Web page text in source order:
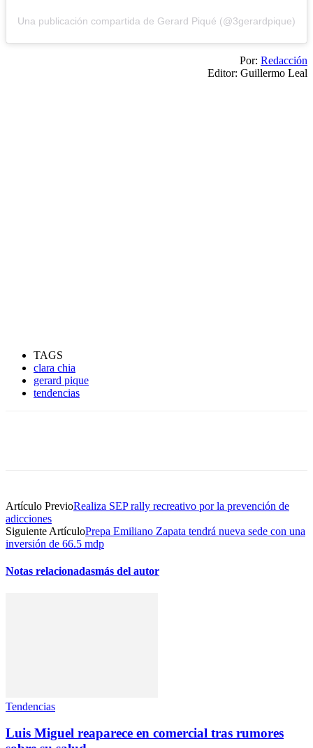
Una publicación compartida de Gerard Piqué (@3gerardpique)
Por: Redacción
Editor: Guillermo Leal
TAGS
clara chia
gerard pique
tendencias
Artículo PrevioRealiza SEP rally recreativo por la prevención de
adicciones
Siguiente ArtículoPrepa Emiliano Zapata tendrá nueva sede con una
inversión de 66.5 mdp
Notas relacionadasmás del autor
Tendencias
Luis Miguel reaparece en comercial tras rumores